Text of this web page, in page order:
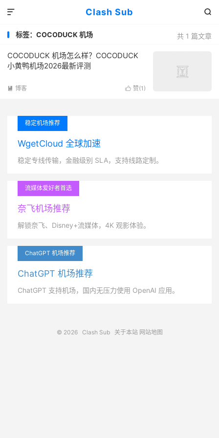
Clash Sub 

共 1 篇文章
标签：COCODUCK 机场
COCODUCK 机场怎么样？COCODUCK
小黄鸭机场2026最新评测
 赞(1 )
 博客
稳定机场推荐
WgetCloud 全球加速
稳定专线传输，金融级别 SLA，支持线路定制。
流媒体爱好者首选
奈飞机场推荐
解锁奈飞、Disney+流媒体，4K 观影体验。
ChatGPT 机场推荐
ChatGPT 机场推荐
ChatGPT 支持机场，国内无压力使用 OpenAI 应用。
© 2026 Clash Sub 关于本站 网站地图